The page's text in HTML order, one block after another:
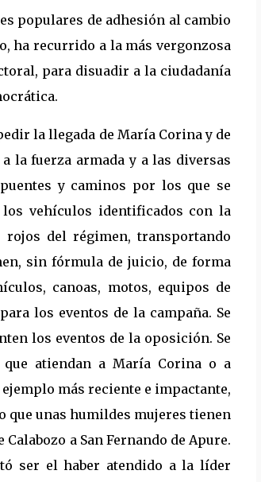
populares de adhesión al cambio
ha recurrido a la más vergonzosa
para disuadir a la ciudadanía
la llegada de María Corina y de
la fuerza armada y a las diversas
y caminos por los que se
vehículos identificados con la
del régimen, transportando
sin fórmula de juicio, de forma
canoas, motos, equipos de
los eventos de la campaña. Se
los eventos de la oposición. Se
que atiendan a María Corina o a
más reciente e impactante,
que unas humildes mujeres tienen
a San Fernando de Apure.
ser el haber atendido a la líder